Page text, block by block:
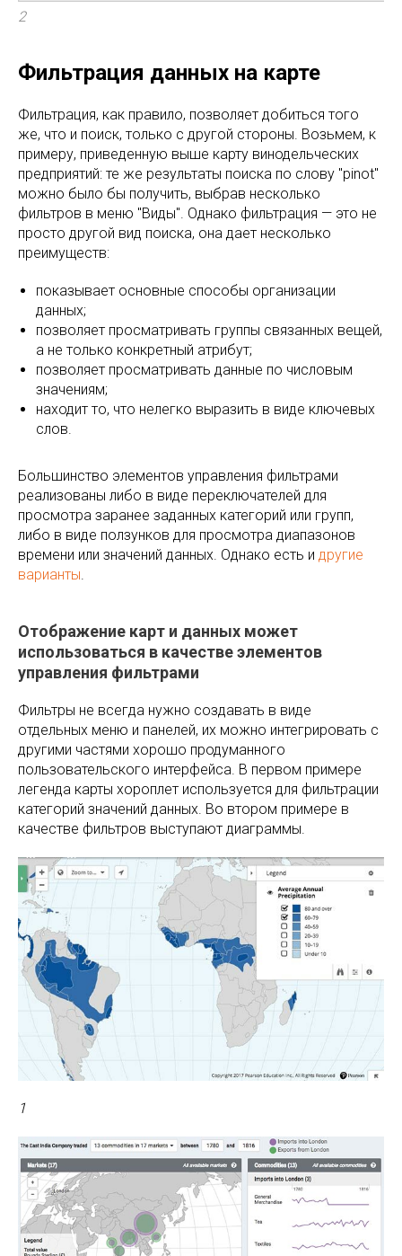
2
Фильтрация данных на карте
Фильтрация, как правило, позволяет добиться того
же, что и поиск, только с другой стороны. Возьмем, к
примеру, приведенную выше карту винодельческих
предприятий: те же результаты поиска по слову "pinot"
можно было бы получить, выбрав несколько
фильтров в меню "Виды". Однако фильтрация — это не
просто другой вид поиска, она дает несколько
преимуществ:
показывает основные способы организации
данных;
позволяет просматривать группы связанных вещей,
а не только конкретный атрибут;
позволяет просматривать данные по числовым
значениям;
находит то, что нелегко выразить в виде ключевых
слов.
Большинство элементов управления фильтрами
реализованы либо в виде переключателей для
просмотра заранее заданных категорий или групп,
либо в виде ползунков для просмотра диапазонов
времени или значений данных. Однако есть и другие
варианты
Отображение карт и данных может
использоваться в качестве элементов
управления фильтрами
Фильтры не всегда нужно создавать в виде
отдельных меню и панелей, их можно интегрировать с
другими частями хорошо продуманного
пользовательского интерфейса. В первом примере
легенда карты хороплет используется для фильтрации
категорий значений данных. Во втором примере в
качестве фильтров выступают диаграммы.
1